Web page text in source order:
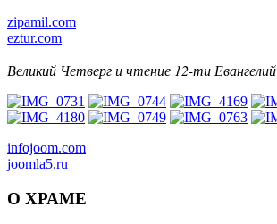
zipamil.com
eztur.com
Великий Четверг и чтение 12-ти Евангелий
infojoom.com
joomla5.ru
О ХРАМЕ